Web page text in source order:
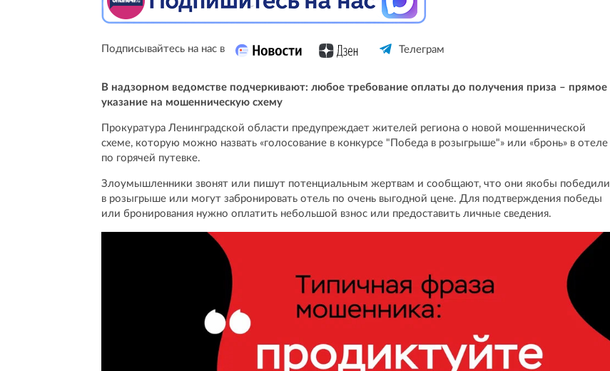
Подписывайтесь на нас в Телеграм
В надзорном ведомстве подчеркивают: любое требование оплаты до получения приза – прямое
указание на мошенническую схему
Прокуратура Ленинградской области предупреждает жителей региона о новой мошеннической
схеме, которую можно назвать «голосование в конкурсе "Победа в розыгрыше"» или «бронь» в отеле
по горячей путевке.
Злоумышленники звонят или пишут потенциальным жертвам и сообщают, что они якобы победили
в розыгрыше или могут забронировать отель по очень выгодной цене. Для подтверждения победы
или бронирования нужно оплатить небольшой взнос или предоставить личные сведения.